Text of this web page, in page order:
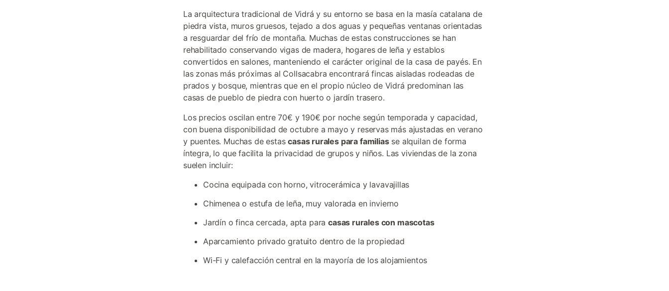
La arquitectura tradicional de Vidrá y su entorno se basa en la masía catalana de
piedra vista, muros gruesos, tejado a dos aguas y pequeñas ventanas orientadas
a resguardar del frío de montaña. Muchas de estas construcciones se han
rehabilitado conservando vigas de madera, hogares de leña y establos
convertidos en salones, manteniendo el carácter original de la casa de payés. En
las zonas más próximas al Collsacabra encontrará fincas aisladas rodeadas de
prados y bosque, mientras que en el propio núcleo de Vidrá predominan las
casas de pueblo de piedra con huerto o jardín trasero.
Los precios oscilan entre 70€ y 190€ por noche según temporada y capacidad,
con buena disponibilidad de octubre a mayo y reservas más ajustadas en verano
y puentes. Muchas de estascasas rurales para familiasse alquilan de forma
íntegra, lo que facilita la privacidad de grupos y niños. Las viviendas de la zona
suelen incluir:
Cocina equipada con horno, vitrocerámica y lavavajillas
Chimenea o estufa de leña, muy valorada en invierno
Jardín o finca cercada, apta paracasas rurales con mascotas
Aparcamiento privado gratuito dentro de la propiedad
Wi-Fi y calefacción central en la mayoría de los alojamientos